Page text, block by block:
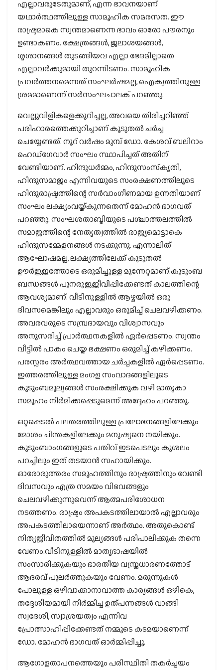
എല്ലാവരുടേതുമാണ്, എന്ന ഭാവനയാണ്
യഥാര്‍ത്ഥത്തിലുള്ള സാമൂഹിക സമരസത. ഈ
രാഷ്ട്രമാകെ സ്വന്തമാണെന്ന ഭാവം ഓരോ പൗരനും
ഉണ്ടാകണം. ക്ഷേത്രങ്ങള്‍, ജലാശയങ്ങള്‍,
ശ്മശാനങ്ങള്‍ തുടങ്ങിയവ എല്ലാ ഭേദമില്ലാതെ
എല്ലാവര്‍ക്കുമായി തുറന്നിടണം. സാമൂഹിക
പ്രവര്‍ത്തനമെന്നത് സംഘര്‍ഷമല്ല, ഐക്യത്തിനുള്ള
ശ്രമമാണെന്ന് സര്‍സംഘചാലക് പറഞ്ഞു.
വെല്ലുവിളികളെക്കുറിച്ചല്ല, അവയെ തിരിച്ചറിഞ്ഞ്
പരിഹാരത്തെക്കുറിച്ചാണ് കൂടുതല്‍ ചര്‍ച്ച
ചെയ്യേണ്ടത്. നൂറ് വര്‍ഷം മുമ്പ് ഡോ. കേശവ് ബലിറാം
ഹെഡ്‌ഗേവാര്‍ സംഘം സ്ഥാപിച്ചത് അതിന്
വേണ്ടിയാണ്. ഹിന്ദുധര്‍മ്മം, ഹിന്ദുസംസ്‌കൃതി,
ഹിന്ദുസമാജം എന്നിവയുടെ സംരക്ഷണത്തിലൂടെ
ഹിന്ദുരാഷ്ട്രത്തിന്റെ സര്‍വാംഗീണമായ ഉന്നതിയാണ്
സംഘം ലക്ഷ്യംവയ്ക്കുന്നതെന്ന് മോഹന്‍ ഭാഗവത്
പറഞ്ഞു. സംഘശതാബ്ദിയുടെ പശ്ചാത്തലത്തില്‍
സമാജത്തിന്റെ നേതൃത്വത്തില്‍ രാജ്യമൊട്ടാകെ
ഹിന്ദുസമ്മേളനങ്ങള്‍ നടക്കുന്നു. എന്നാലിത്
ആഘോഷമല്ല, ലക്ഷ്യത്തിലേക്ക് കൂടുതല്‍
ഊര്‍ജ്ജത്തോടെ ഒരുമിച്ചുള്ള മുന്നേറ്റമാണ്.കുടുംബ
ബന്ധങ്ങള്‍ പുനരുജ്ജീവിപ്പിക്കേണ്ടത് കാലത്തിന്റെ
ആവശ്യമാണ്. വീടിനുള്ളില്‍ ആഴ്ചയില്‍ ഒരു
ദിവസമെങ്കിലും എല്ലാവരും ഒരുമിച്ച് ചെലവഴിക്കണം.
അവരവരുടെ സമ്പ്രദായവും വിശ്വാസവും
അനുസരിച്ച് പ്രാര്‍ത്ഥനകളില്‍ ഏര്‍പ്പെടണം. സ്വന്തം
വീട്ടില്‍ പാകം ചെയ്ത ഭക്ഷണം ഒരുമിച്ച് കഴിക്കണം.
പരസ്പരം അര്‍ത്ഥവത്തായ ചര്‍ച്ചകളില്‍ ഏര്‍പ്പെടണം.
ഇത്തരത്തിലുള്ള മംഗള സംവാദങ്ങളിലൂടെ
കുടുംബമൂല്യങ്ങള്‍ സംരക്ഷിക്കുക വഴി മാതൃകാ
സമൂഹം നിര്‍മിക്കപ്പെടുമെന്ന് അദ്ദേഹം പറഞ്ഞു.
ഒറ്റപ്പെടല്‍ പലതരത്തിലുള്ള പ്രലോഭനങ്ങളിലേക്കും
മോശം ചിന്തകളിലേക്കും മനുഷ്യനെ നയിക്കും.
കുടുംബാംഗങ്ങളുടെ പതിവ് ഇടപെടലും കുശലം
പറച്ചിലും ഇത് തടയാന്‍ സഹായിക്കും.
ഓരോരുത്തരം സമൂഹത്തിനും രാഷ്ട്രത്തിനും വേണ്ടി
ദിവസവും എത്ര സമയം വിഭവങ്ങളും
ചെലവഴിക്കുന്നുവെന്ന് ആത്മപരിശോധന
നടത്തണം. രാഷ്ട്രം അപകടത്തിലായാല്‍ എല്ലാവരും
അപകടത്തിലായെന്നാണ് അര്‍ത്ഥം. അതുകൊണ്ട്
നിത്യജീവിതത്തില്‍ മൂല്യങ്ങള്‍ പരിപാലിക്കുക തന്നെ
വേണം.വീടിനുള്ളില്‍ മാതൃഭാഷയില്‍
സംസാരിക്കുകയും ഭാരതീയ വസ്ത്രധാരണത്തോട്
ആദരവ് പുലര്‍ത്തുകയും വേണം. മരുന്നുകള്‍
പോലുള്ള ഒഴിവാക്കാനാവാത്ത കാര്യങ്ങള്‍ ഒഴികെ,
തദ്ദേശീയമായി നിര്‍മ്മിച്ച ഉത്പന്നങ്ങള്‍ വാങ്ങി
സ്വദേശി, സ്വാശ്രയത്വം എന്നിവ
പ്രോത്സാഹിപ്പിക്കേണ്ടത് നമ്മുടെ കടമയാണെന്ന്
ഡോ. മോഹന്‍ ഭാഗവത് ഓര്‍മ്മിപ്പിച്ചു.
ആഗോളതാപനത്തെയും പരിസ്ഥിതി തകര്‍ച്ചയം